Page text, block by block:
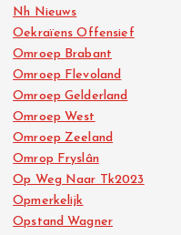
Nh Nieuws
Oekraïens Offensief
Omroep Brabant
Omroep Flevoland
Omroep Gelderland
Omroep West
Omroep Zeeland
Omrop Fryslân
Op Weg Naar Tk2023
Opmerkelijk
Opstand Wagner